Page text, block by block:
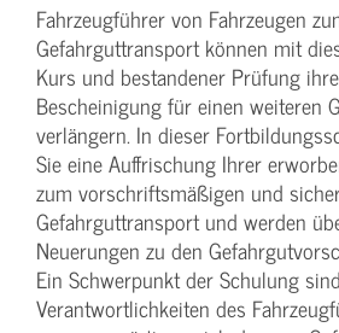
Fahrzeugführer von Fahrzeugen
Gefahrguttransport können mit
Kurs und bestandener Prüfung
Bescheinigung für einen weiteren
verlängern. In dieser
Sie eine Auffrischung Ihrer
zum vorschriftsmäßigen und
Gefahrguttransport und werden
Neuerungen zu den
Ein Schwerpunkt der Schulung
Verantwortlichkeiten des